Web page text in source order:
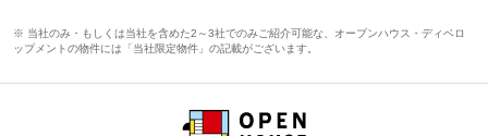
※ 当社のみ・もしくは当社を含めた2～3社でのみご紹介可能な、オープンハウス・ディベロ
ップメントの物件には「当社限定物件」の記載がございます。